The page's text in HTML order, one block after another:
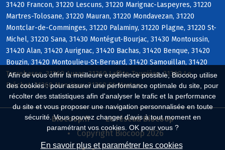
Afin de vous offrir la meilleure expérience possible, Biocoop utilise
des cookies : pour assurer une performance optimale du site, pour
récolter des statistiques afin d'analyser le trafic et la performance
du site et vous proposer une navigation personnalisée en toute
sécurité. Vous pouvez changer d'avis à tout moment en
paramétrant vos cookies. OK pour vous ?
En savoir plus et paramétrer les cookies
31420 Francon, 31220 Lescuns, 31220 Marignac-Laspeyres, 31220
Martres-Tolosane, 31220 Mauran, 31220 Mondavezan, 31220
Montclar-de-Comminges, 31220 Palaminy, 31220 Plagne, 31220 St-
Michel, 31220 Sana, 31430 Montégut-Bourjac, 31430 Montoussin,
31420 Alan, 31420 Aurignac, 31420 Bachas, 31420 Benque, 31420
Bouzin, 31420 Montoulieu-St-Bernard, 31420 Samouillan, 31420
Terrebasse, 31360 Auzas, 31360 Laffite-Toupière, 31360 Le
Fréchet, 31360 Mancioux, 31360 St-Martory
Biocoop.fr
Le réseau Biocoop
Copyright Biocoop 2026